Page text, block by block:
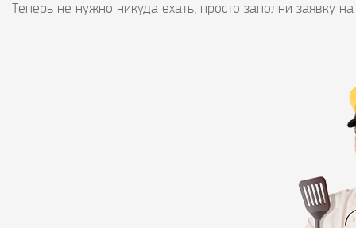
Теперь не нужно никуда ехать, просто заполни заявку